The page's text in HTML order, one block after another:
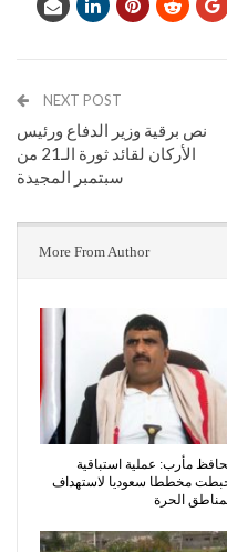
NEXT POST
نص برقية وزير الدفاع ورئيس
الأركان لقائد ثورة الـ21 من
سبتمبر المجيدة
More From Author
مأرب: عملية استباقية
مخططا سعوديا لاستهداف
الحرة